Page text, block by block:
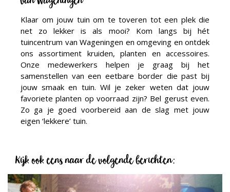
Klaar om jouw tuin om te toveren tot een plek die
net zo lekker is als mooi? Kom langs bij hét
tuincentrum van Wageningen en omgeving en ontdek
ons assortiment kruiden, planten en accessoires.
Onze medewerkers helpen je graag bij het
samenstellen van een eetbare border die past bij
jouw smaak en tuin. Wil je zeker weten dat jouw
favoriete planten op voorraad zijn? Bel gerust even.
Zo ga je goed voorbereid aan de slag met jouw
eigen ‘lekkere’ tuin.
Kijk ook eens naar de volgende berichten: